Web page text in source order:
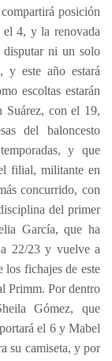
posición
el 4, y la renovada
disputar ni un solo
y este año estará
escoltas estarán
Suárez, con el 19,
del baloncesto
y que
filial, militante en
concurrido, con
del primer
García, que ha
22/23 y vuelve a
fichajes de este
Primm. Por dentro
Gómez, que
el 6 y Mabel
su camiseta, y por